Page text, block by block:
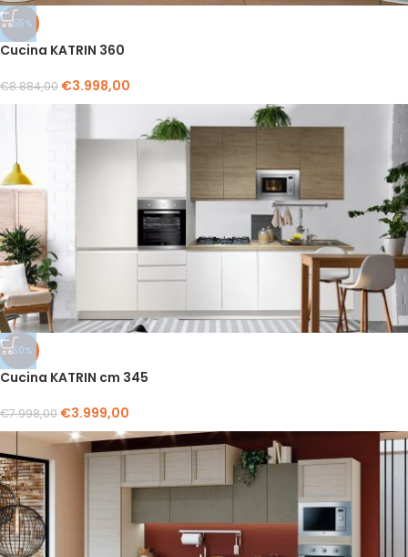
-55%
Cucina KATRIN 360
€8.884,00 €3.998,00
-50%
Cucina KATRIN cm 345
€7.998,00 €3.999,00